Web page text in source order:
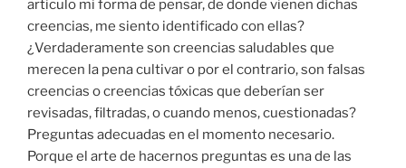
articulo mi forma de pensar, de donde vienen dichas
creencias, me siento identificado con ellas?
¿Verdaderamente son creencias saludables que
merecen la pena cultivar o por el contrario, son falsas
creencias o creencias tóxicas que deberían ser
revisadas, filtradas, o cuando menos, cuestionadas?
Preguntas adecuadas en el momento necesario.
Porque el arte de hacernos preguntas es una de las